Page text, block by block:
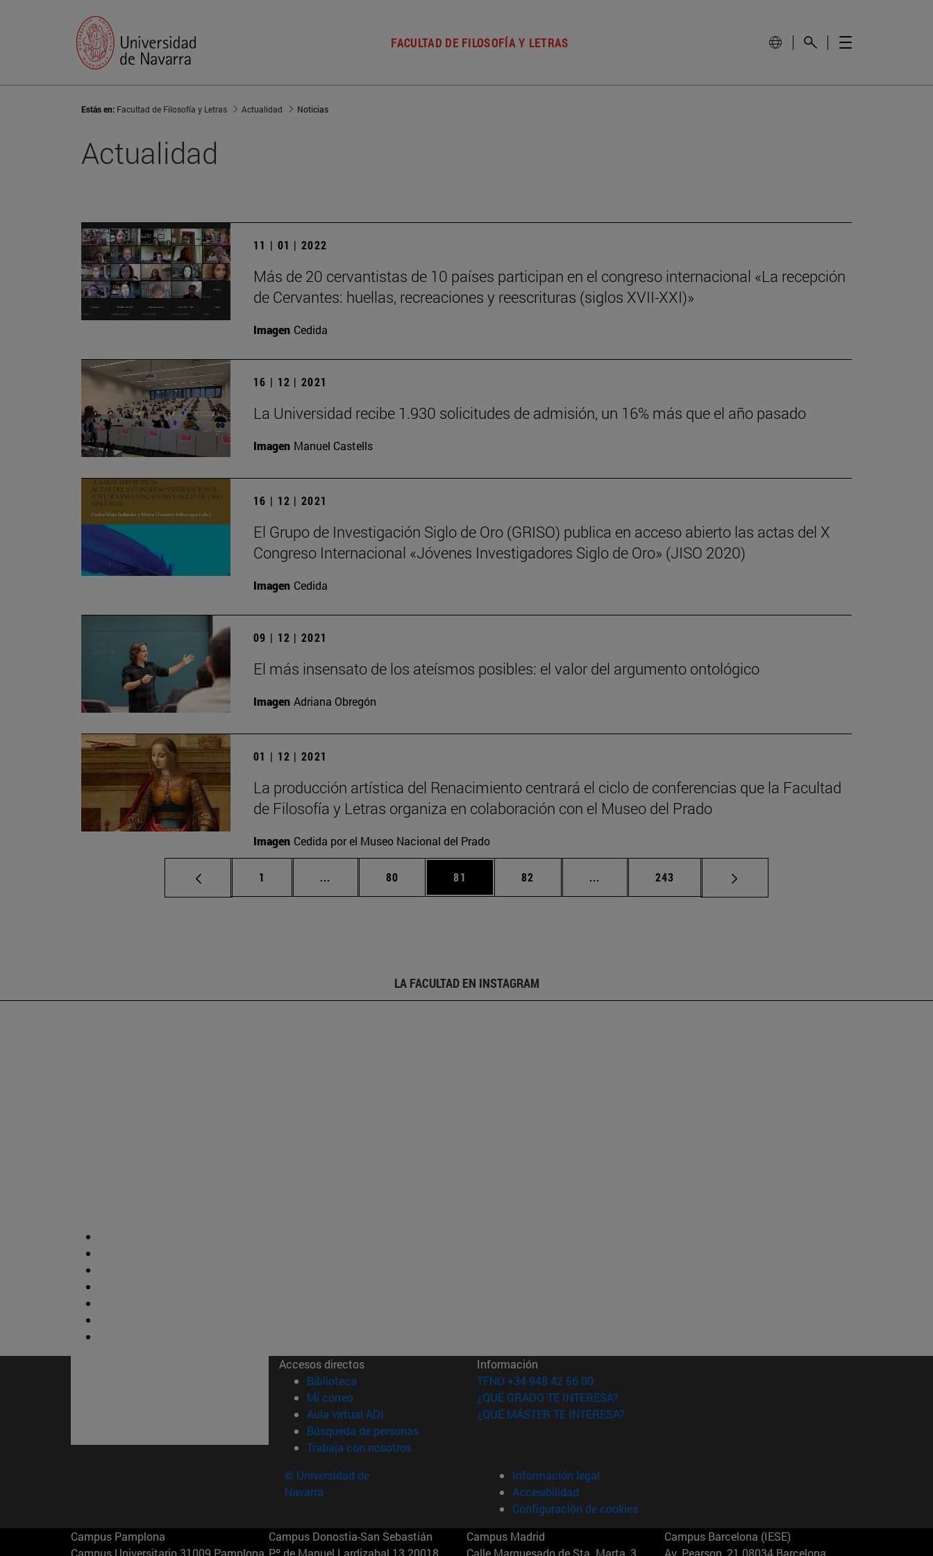
FACULTAD DE FILOSOFÍA Y LETRAS
Estás en: Facultad de Filosofía y Letras Actualidad Noticias
Actualidad
11 | 01 | 2022
Más de 20 cervantistas de 10 países participan en el congreso internacional «La recepción
de Cervantes: huellas, recreaciones y reescrituras (siglos XVII-XXI)»
Imagen Cedida
16 | 12 | 2021
La Universidad recibe 1.930 solicitudes de admisión, un 16% más que el año pasado
Imagen Manuel Castells
16 | 12 | 2021
El Grupo de Investigación Siglo de Oro (GRISO) publica en acceso abierto las actas del X
Congreso Internacional «Jóvenes Investigadores Siglo de Oro» (JISO 2020)
Imagen Cedida
09 | 12 | 2021
El más insensato de los ateísmos posibles: el valor del argumento ontológico
Imagen Adriana Obregón
01 | 12 | 2021
La producción artística del Renacimiento centrará el ciclo de conferencias que la Facultad
de Filosofía y Letras organiza en colaboración con el Museo del Prado
Imagen Cedida por el Museo Nacional del Prado
Página
1 ... Páginas intermedias Use TAB para desplazarse.
Página
80 Página
81 Página
82 ... Páginas intermedias Use TAB para desplazarse.
Página
243
LA FACULTAD EN INSTAGRAM
Accesos directos
Biblioteca (abre en nueva ventana)
Mi correo(abre en nueva ventana)
Aula virtual ADI (abre en nueva ventana)
Búsqueda de personas(abre en nueva ventana)
Trabaja con nosotros(abre en nueva ventana)
Información
TFNO +34 948 42 56 00
¿QUÉ GRADO TE INTERESA?
¿QUÉ MÁSTER TE INTERESA?
© Universidad de
Navarra
Información legal
Accesibilidad
Configuración de cookies
Campus Pamplona
Campus Universitario 31009 Pamplona
Campus Donostia-San Sebastián
Pº de Manuel Lardizabal 13 20018
Campus Madrid
Calle Marquesado de Sta. Marta, 3
Campus Barcelona (IESE)
Av. Pearson, 21 08034 Barcelona